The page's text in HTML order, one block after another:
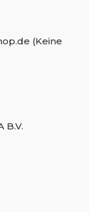
(Keine
B.V.